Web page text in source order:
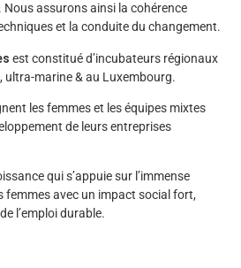
Nous assurons ainsi la cohérence
et la conduite du changement.
est constitué d’incubateurs régionaux
ultra-marine & au Luxembourg.
les femmes et les équipes mixtes
de leurs entreprises
qui s’appuie sur l’immense
femmes avec un impact social fort,
l’emploi durable.